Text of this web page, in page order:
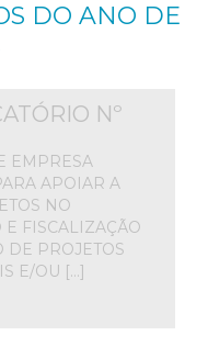
DO ANO DE
Nº
EMPRESA
APOIAR A
NO
FISCALIZAÇÃO
DE PROJETOS
E/OU […]